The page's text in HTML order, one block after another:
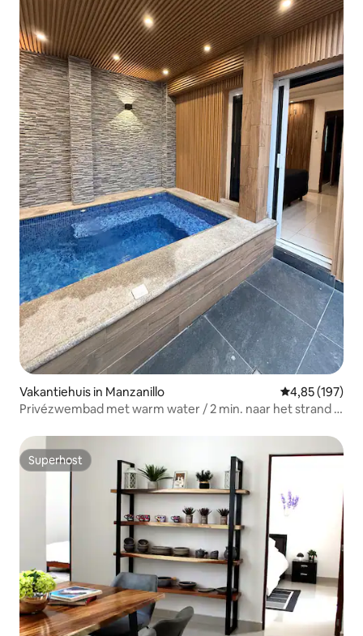
Vakantiehuis in Manzanillo Gemiddelde
4,85 (197)
Privézwembad met warm water / 2 min. naar het strand /
Superhost
Superhost